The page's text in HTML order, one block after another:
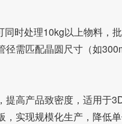
时处理10kg以上物料，
需匹配晶圆尺寸（如
高产品致密度，适用于
实现规模化生产，降低单